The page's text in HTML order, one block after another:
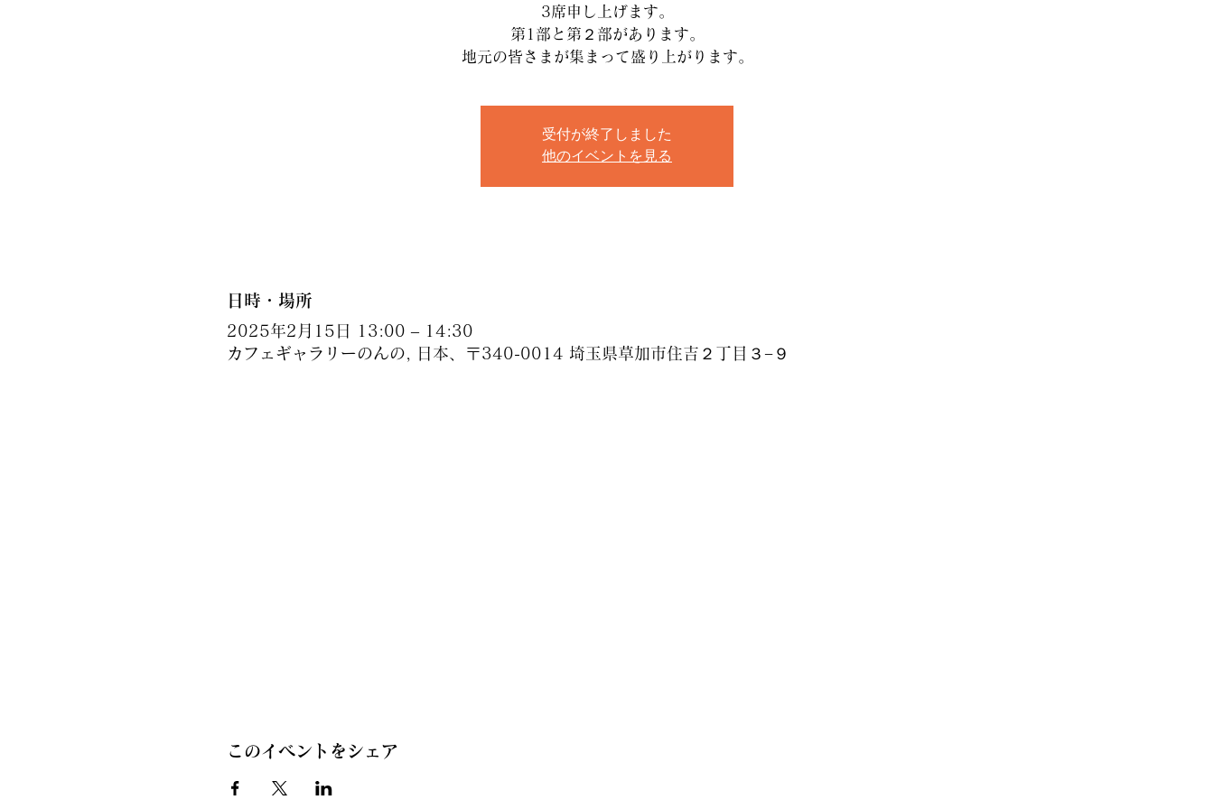
3席申し上げます。
第1部と第２部があります。
地元の皆さまが集まって盛り上がります。
受付が終了しました
他のイベントを見る
日時・場所
2025年2月15日 13:00 – 14:30
カフェギャラリーのんの, 日本、〒340-0014 埼玉県草加市住吉２丁目３−９
このイベントをシェア